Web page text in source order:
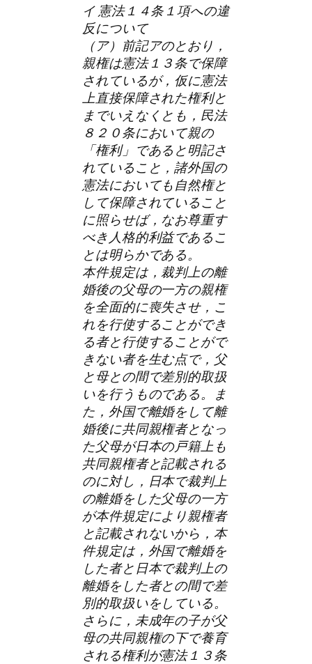
イ 憲法１４条１項への違
反について
（ア）前記アのとおり，
親権は憲法１３条で保障
されているが，仮に憲法
上直接保障された権利と
までいえなくとも，民法
８２０条において親の
「権利」であると明記さ
れていること，諸外国の
憲法においても自然権と
して保障されていること
に照らせば，なお尊重す
べき人格的利益であるこ
とは明らかである。
本件規定は，裁判上の離
婚後の父母の一方の親権
を全面的に喪失させ，こ
れを行使することができ
る者と行使することがで
きない者を生む点で，父
と母との間で差別的取扱
いを行うものである。ま
た，外国で離婚をして離
婚後に共同親権者となっ
た父母が日本の戸籍上も
共同親権者と記載される
のに対し，日本で裁判上
の離婚をした父母の一方
が本件規定により親権者
と記載されないから，本
件規定は，外国で離婚を
した者と日本で裁判上の
離婚をした者との間で差
別的取扱いをしている。
さらに，未成年の子が父
母の共同親権の下で養育
される権利が憲法１３条